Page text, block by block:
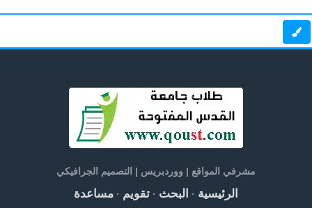
مشرفي المواقع | ووردبريس | التصميم الجرافيكي
الرئيسية· البحث· تقويم· مساعدة